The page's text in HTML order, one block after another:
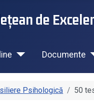
de
Documente
Psihologică 50